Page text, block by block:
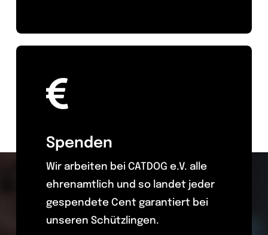
Spenden
Wir arbeiten bei CATDOG e.V. alle
ehrenamtlich und so landet jeder
gespendete Cent garantiert bei
unseren Schützlingen.